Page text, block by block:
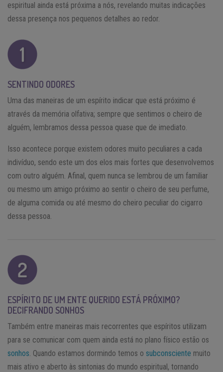
espiritual ainda está próxima a nós, revelando muitas indicações
dessa presença nos pequenos detalhes ao redor.
SENTINDO ODORES
Uma das maneiras de um espírito indicar que está próximo é
através da memória olfativa; sempre que sentimos o cheiro de
alguém, lembramos dessa pessoa quase que de imediato.
Isso acontece porque existem odores muito peculiares a cada
indivíduo, sendo este um dos elos mais fortes que desenvolvemos
com outro alguém. Afinal, quem nunca se lembrou de um familiar
ou mesmo um amigo próximo ao sentir o cheiro de seu perfume,
de alguma comida ou até mesmo do cheiro peculiar do cigarro
dessa pessoa.
ESPÍRITO DE UM ENTE QUERIDO ESTÁ PRÓXIMO?
DECIFRANDO SONHOS
Também entre maneiras mais recorrentes que espíritos utilizam
para se comunicar com quem ainda está no plano físico estão os
sonhos. Quando estamos dormindo temos o subconsciente muito
mais ativo e aberto às sintonias do mundo espiritual, tornando